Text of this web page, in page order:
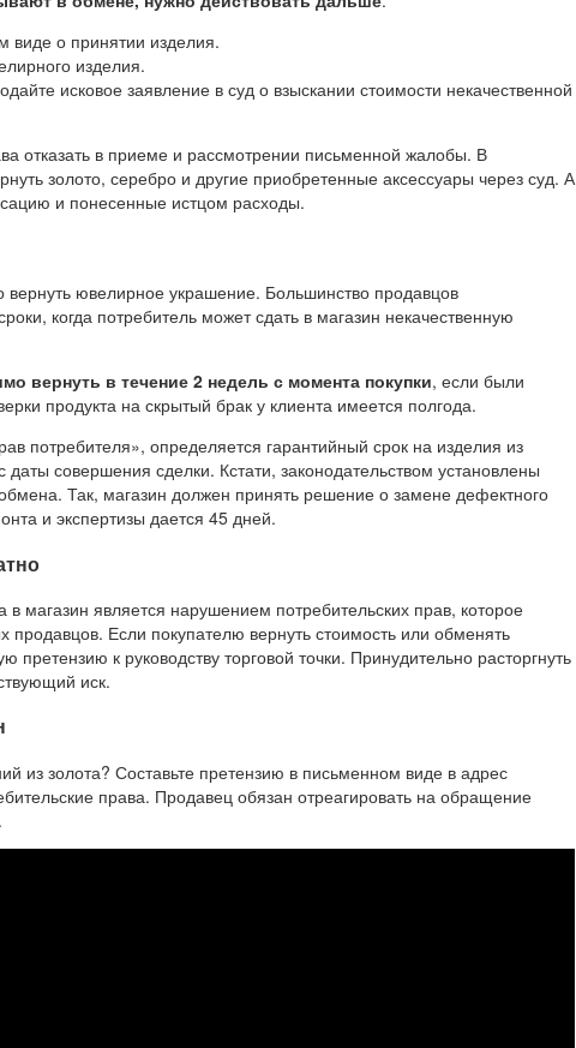
виде о принятии изделия.
изделия.
исковое заявление в суд о взыскании стоимости некачественной
отказать в приеме и рассмотрении письменной жалобы. В
золото, серебро и другие приобретенные аксессуары через суд. А
и понесенные истцом расходы.
ювелирное украшение. Большинство продавцов
когда потребитель может сдать в магазин некачественную
вернуть в течение 2 недель с момента покупки, если были
продукта на скрытый брак у клиента имеется полгода.
потребителя», определяется гарантийный срок на изделия из
совершения сделки. Кстати, законодательством установлены
Так, магазин должен принять решение о замене дефектного
и экспертизы дается 45 дней.
в магазин является нарушением потребительских прав, которое
продавцов. Если покупателю вернуть стоимость или обменять
претензию к руководству торговой точки. Принудительно расторгнуть
иск.
из золота? Составьте претензию в письменном виде в адрес
права. Продавец обязан отреагировать на обращение